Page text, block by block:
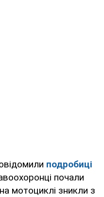
подробиці
почали
мотоциклі зникли з